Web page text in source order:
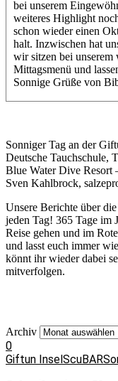
bei unserem
weiteres Highlight
schon wieder einen
halt. Inzwischen hat
wir sitzen bei unserem
Mittagsmenü und
Sonnige Grüße von
Sonniger Tag an der
Deutsche Tauchschule,
Blue Water Dive Resort
Sven Kahlbrock,
Unsere Berichte über
jeden Tag! 365 Tage im
Reise gehen und im
und lasst euch immer
könnt ihr wieder dabei
mitverfolgen.
Archiv
0
Giftun Insel ScuBAR